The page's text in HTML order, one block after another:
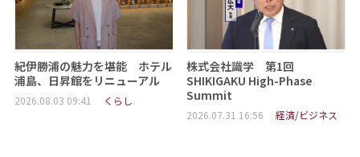
紀伊勝浦の魅力を堪能 ホテル
浦島、日昇館をリニューアル
2026.08.03 09:41 くらし
株式会社識学 第1回
SHIKIGAKU High-Phase
Summit
2026.07.31 16:56 経済/ビジネス